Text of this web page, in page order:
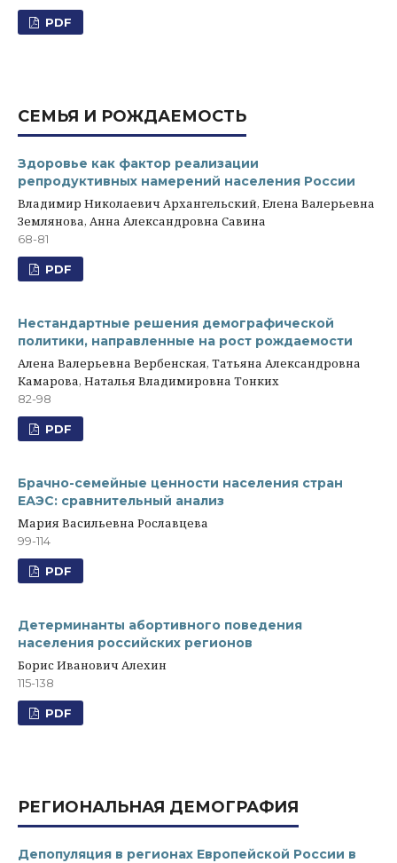
PDF
СЕМЬЯ И РОЖДАЕМОСТЬ
Здоровье как фактор реализации
репродуктивных намерений населения России
Владимир Николаевич Архангельский, Елена Валерьевна
Землянова, Анна Александровна Савина
68-81
PDF
Нестандартные решения демографической
политики, направленные на рост рождаемости
Алена Валерьевна Вербенская, Татьяна Александровна
Камарова, Наталья Владимировна Тонких
82-98
PDF
Брачно-семейные ценности населения стран
ЕАЭС: сравнительный анализ
Мария Васильевна Рославцева
99-114
PDF
Детерминанты абортивного поведения
населения российских регионов
Борис Иванович Алехин
115-138
PDF
РЕГИОНАЛЬНАЯ ДЕМОГРАФИЯ
Депопуляция в регионах Европейской России в